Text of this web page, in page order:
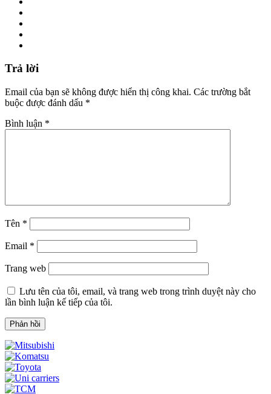
Trả lời
Email của bạn sẽ không được hiển thị công khai. Các trường bắt
buộc được đánh dấu *
Bình luận *
Tên *
Email *
Trang web
Lưu tên của tôi, email, và trang web trong trình duyệt này cho
lần bình luận kế tiếp của tôi.